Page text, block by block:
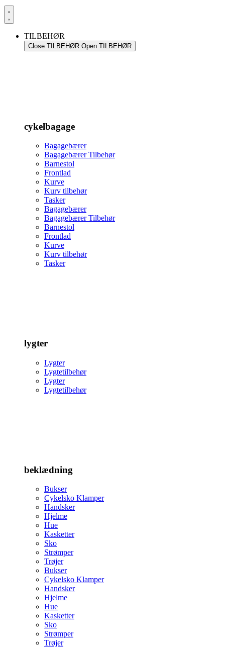
TILBEHØR
Close TILBEHØR Open TILBEHØR
cykelbagage
Bagagebærer
Bagagebærer Tilbehør
Barnestol
Frontlad
Kurve
Kurv tilbehør
Tasker
Bagagebærer
Bagagebærer Tilbehør
Barnestol
Frontlad
Kurve
Kurv tilbehør
Tasker
lygter
Lygter
Lygtetilbehør
Lygter
Lygtetilbehør
beklædning
Bukser
Cykelsko Klamper
Handsker
Hjelme
Hue
Kasketter
Sko
Strømper
Trøjer
Bukser
Cykelsko Klamper
Handsker
Hjelme
Hue
Kasketter
Sko
Strømper
Trøjer